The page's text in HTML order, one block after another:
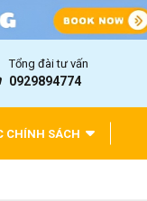
Tổng đài tư vấn
0929894774
CHÍNH SÁCH